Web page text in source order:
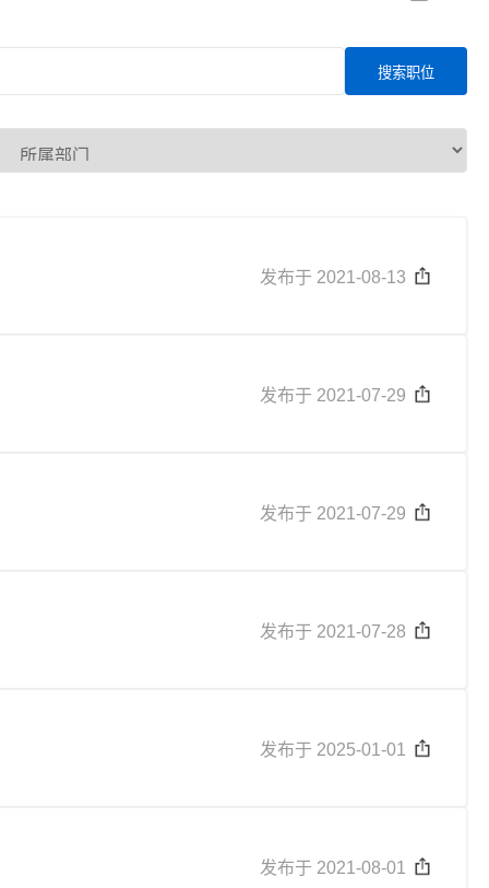
搜索职位
发布于 2021-08-13
发布于 2021-07-29
发布于 2021-07-29
发布于 2021-07-28
发布于 2025-01-01
发布于 2021-08-01